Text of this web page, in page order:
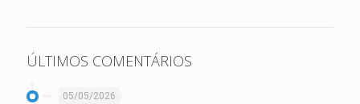
ÚLTIMOS COMENTÁRIOS
05/05/2026